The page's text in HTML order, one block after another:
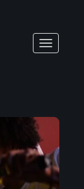
Toggle